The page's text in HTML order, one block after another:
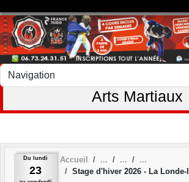
Arts Martiaux
Du lundi
23
Accueil
Stage d'hiver 2026 - La Londe-